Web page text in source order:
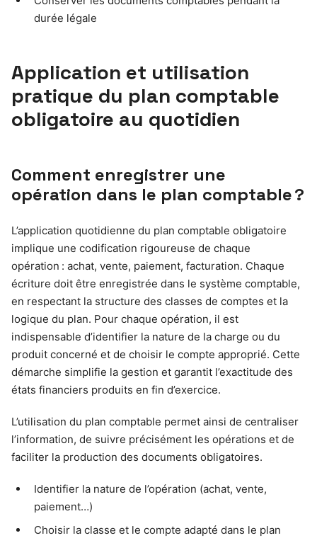
durée légale
Application et utilisation
pratique du plan comptable
obligatoire au quotidien
Comment enregistrer une
opération dans le plan comptable ?
L’application quotidienne du plan comptable obligatoire
implique une codification rigoureuse de chaque
opération : achat, vente, paiement, facturation. Chaque
écriture doit être enregistrée dans le système comptable,
en respectant la structure des classes de comptes et la
logique du plan. Pour chaque opération, il est
indispensable d’identifier la nature de la charge ou du
produit concerné et de choisir le compte approprié. Cette
démarche simplifie la gestion et garantit l’exactitude des
états financiers produits en fin d’exercice.
L’utilisation du plan comptable permet ainsi de centraliser
l’information, de suivre précisément les opérations et de
faciliter la production des documents obligatoires.
Identifier la nature de l’opération (achat, vente,
paiement…)
Choisir la classe et le compte adapté dans le plan